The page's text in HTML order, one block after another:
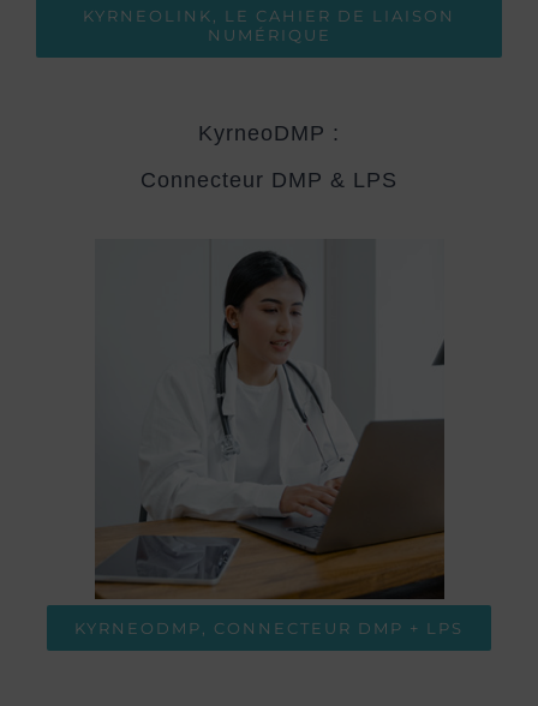
KYRNEOLINK, LE CAHIER DE LIAISON
NUMÉRIQUE
KyrneoDMP :
Connecteur DMP & LPS
KYRNEODMP, CONNECTEUR DMP + LPS